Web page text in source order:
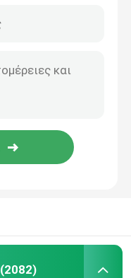
(2082)